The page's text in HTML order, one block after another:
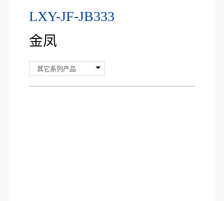
LXY-JF-JB333
金凤
其它系列产品